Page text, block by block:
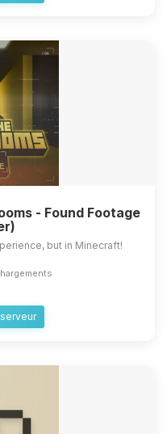
- Found Footage
but in Minecraft!